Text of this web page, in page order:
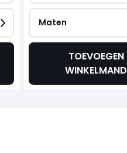
Maten
TOEVOEGEN
WINKELMAND